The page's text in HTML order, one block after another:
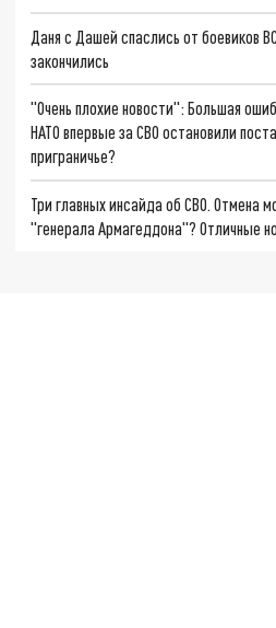
Даня с Дашей спаслись от боевиков
закончились
"Очень плохие новости": Большая
НАТО впервые за СВО остановили
приграничье?
Три главных инсайда об СВО. Отмена
"генерала Армагеддона"? Отличные